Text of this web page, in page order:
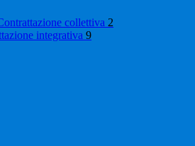
collettiva 2
integrativa 9